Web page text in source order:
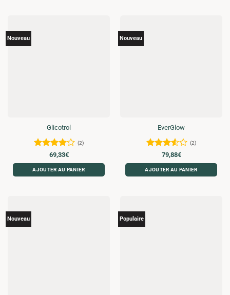
Nouveau
Glicotrol
Note4
sur 5
(2)
69,33€
AJOUTER AU PANIER
Nouveau
EverGlow
Note
3.5sur
5
(2)
79,88€
AJOUTER AU PANIER
Nouveau Populaire